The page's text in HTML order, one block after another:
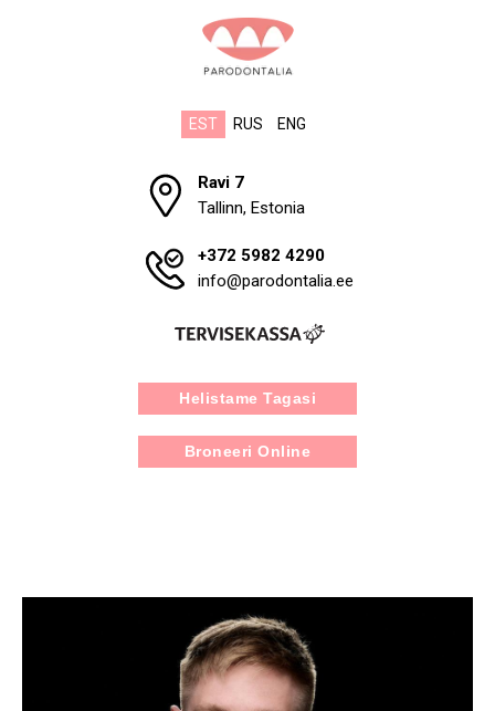
+372 5982 4290
info@parodontalia.ee
Broneeri Online
Ravi 7
Tallinn, Estonia
Helistame Tagasi
EST RUS ENG